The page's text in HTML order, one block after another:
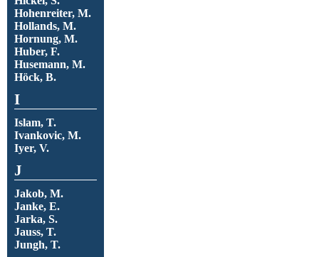
Hohenreiter, M.
Hollands, M.
Hornung, M.
Huber, F.
Husemann, M.
Höck, B.
I
Islam, T.
Ivankovic, M.
Iyer, V.
J
Jakob, M.
Janke, E.
Jarka, S.
Jauss, T.
Jungh, T.